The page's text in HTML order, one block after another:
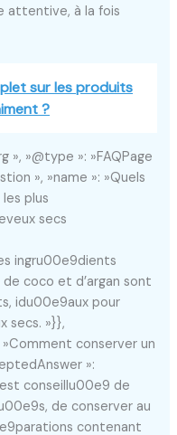
attentive, à la fois
sur les produits
?
»@type »: »FAQPage
», »name »: »Quels
plus
secs
ingru00e9dients
coco et d’argan sont
idu00e9aux pour
secs. »}},
»Comment conserver un
»:
conseillu00e9 de
de conserver au
contenant